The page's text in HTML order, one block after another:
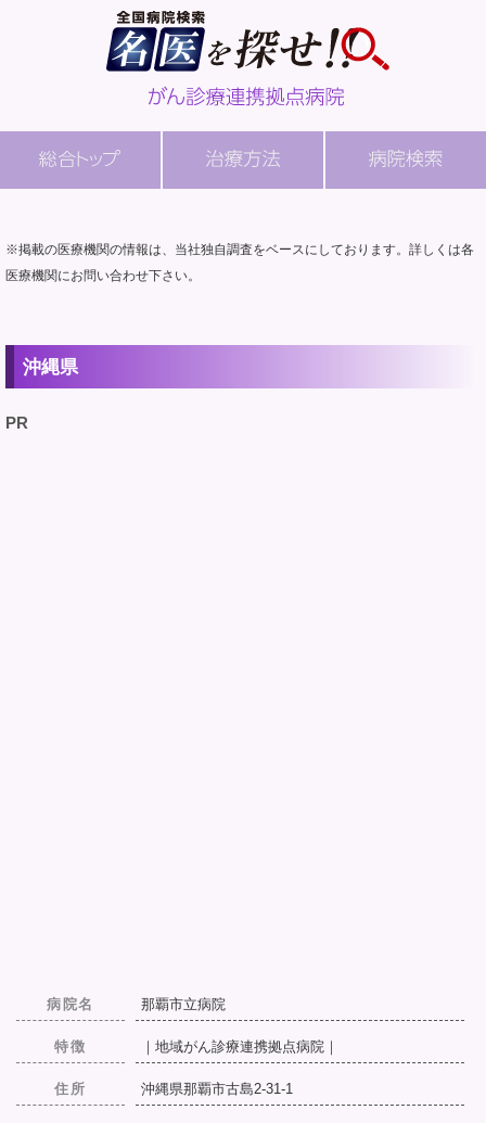
※掲載の医療機関の情報は、当社独自調査をベースにしております。詳しくは各
医療機関にお問い合わせ下さい。
沖縄県
PR
病院名 那覇市立病院
特徴 ｜地域がん診療連携拠点病院｜
住所 沖縄県那覇市古島2-31-1